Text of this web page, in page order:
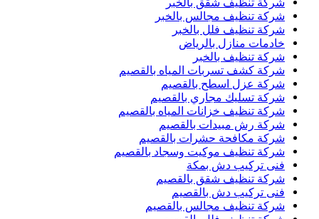
شركة تنظيف شقق بالخبر
شركة تنظيف مجالس بالخبر
شركة تنظيف فلل بالخبر
خادمات منازل بالرياض
شركة تنظيف بالخبر
شركة كشف تسربات المياه بالقصيم
شركة عزل اسطح بالقصيم
شركة تسليك مجاري بالقصيم
شركة تنظيف خزانات المياه بالقصيم
شركة رش مبيدات بالقصيم
شركة مكافحة حشرات بالقصيم
شركة تنظيف موكيت وسجاد بالقصيم
فنى تركيب دش بمكة
شركة تنظيف شقق بالقصيم
فنى تركيب دش بالقصيم
شركة تنظيف مجالس بالقصيم